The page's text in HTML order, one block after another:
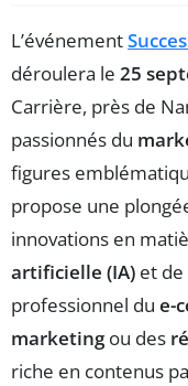
L’événement
déroulera le 25
Carrière, près de
passionnés du
figures
propose une
innovations en
artificielle (IA) et de
professionnel du e-
marketingou des
riche en contenus